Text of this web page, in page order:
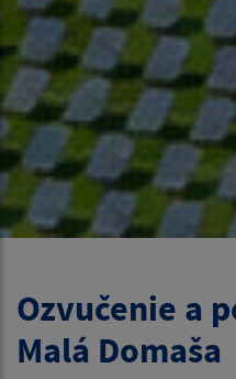
Ozvučenie a
Malá Domaša